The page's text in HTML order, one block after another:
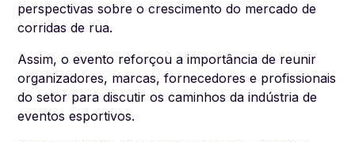
perspectivas sobre o crescimento do mercado de
corridas de rua.
Assim, o evento reforçou a importância de reunir
organizadores, marcas, fornecedores e profissionais
do setor para discutir os caminhos da indústria de
eventos esportivos.